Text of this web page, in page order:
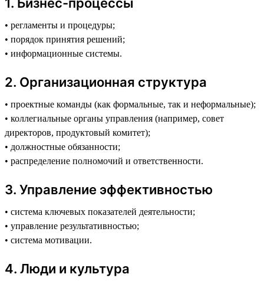
• регламенты и процедуры;
• порядок принятия решений;
• информационные системы.
2️. Организационная структура
• проектные команды (как формальные, так и неформальные);
• коллегиальные органы управления (например, совет
директоров, продуктовый комитет);
• должностные обязанности;
• распределение полномочий и ответственности.
3️. Управление эффективностью
• система ключевых показателей деятельности;
• управление результативностью;
• система мотивации.
4️. Люди и культура